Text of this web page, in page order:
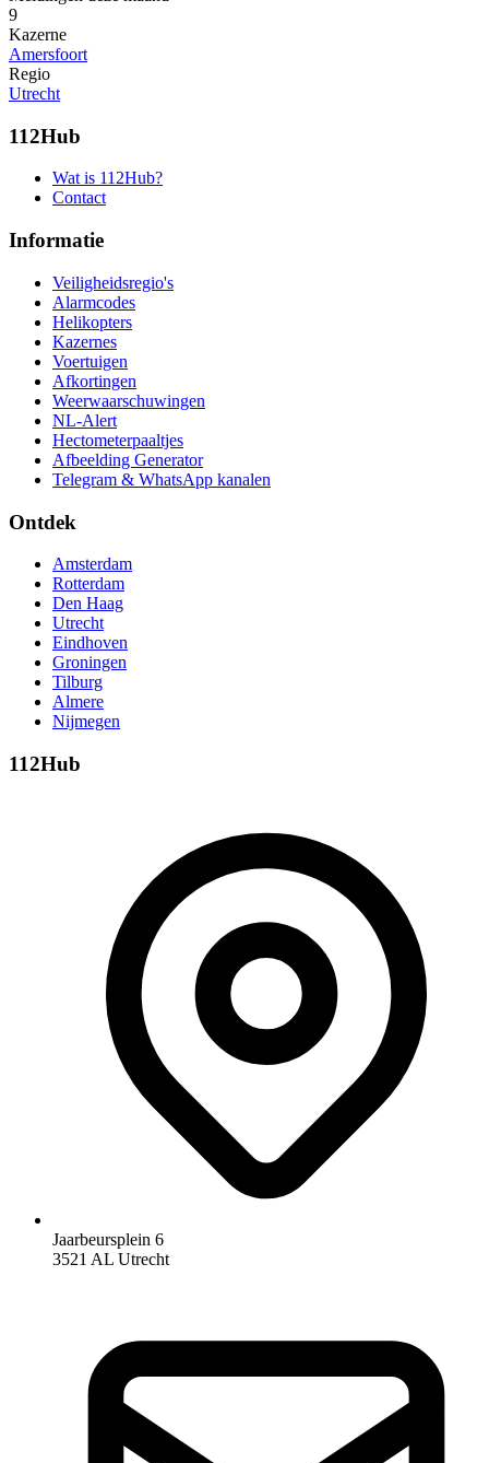
9
Kazerne
Amersfoort
Regio
Utrecht
112Hub
Wat is 112Hub?
Contact
Informatie
Veiligheidsregio's
Alarmcodes
Helikopters
Kazernes
Voertuigen
Afkortingen
Weerwaarschuwingen
NL-Alert
Hectometerpaaltjes
Afbeelding Generator
Telegram & WhatsApp kanalen
Ontdek
Amsterdam
Rotterdam
Den Haag
Utrecht
Eindhoven
Groningen
Tilburg
Almere
Nijmegen
112Hub
Jaarbeursplein 6
3521 AL Utrecht